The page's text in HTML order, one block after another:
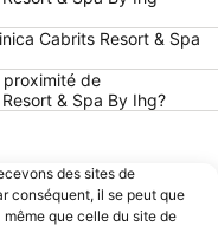
Cabrits Resort & Spa
proximité de
& Spa By Ihg?
des sites de
conséquent, il se peut que
même que celle du site de